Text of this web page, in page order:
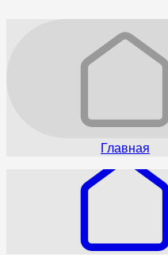
Главная